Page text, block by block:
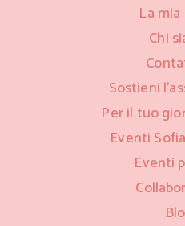
La
Chi
Sostieni
Per il tuo
Eventi
Eventi